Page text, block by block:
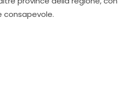
consapevole.